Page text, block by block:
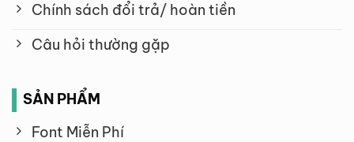
Chính sách đổi trả/ hoàn tiền
Câu hỏi thường gặp
SẢN PHẨM
Font Miễn Phí